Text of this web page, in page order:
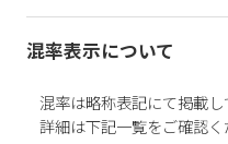
混率表示について
混率は略称表記にて掲載し
詳細は下記一覧をご確認く